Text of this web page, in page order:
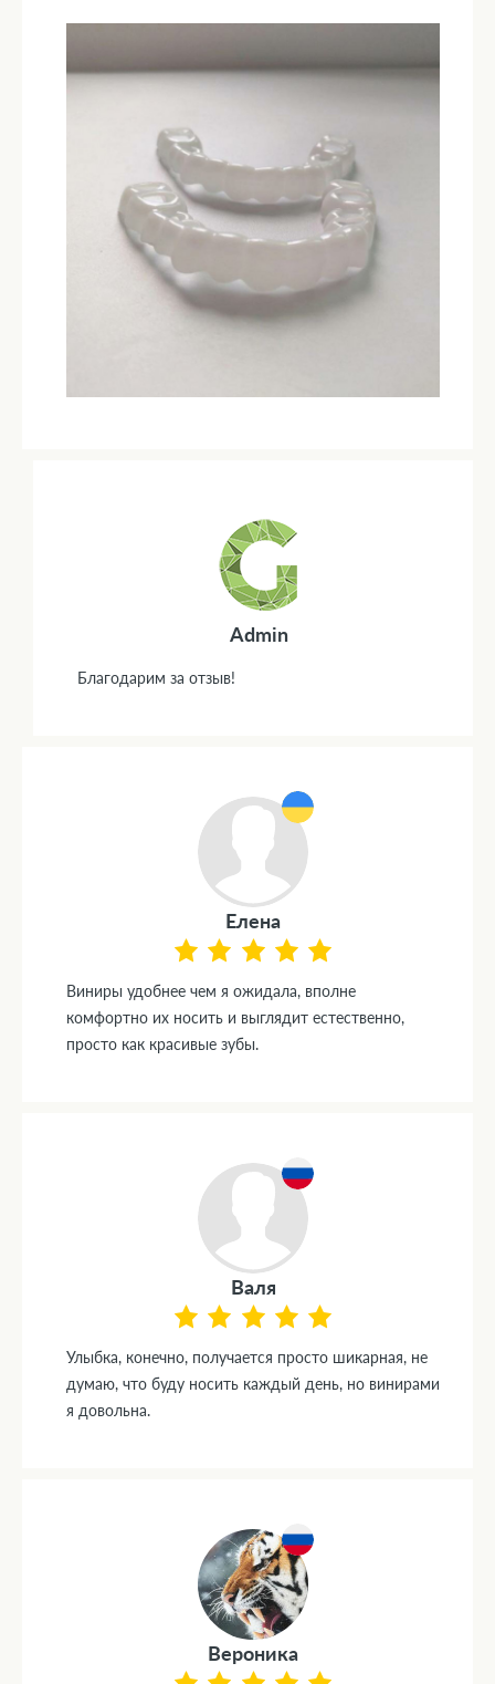
Admin
Благодарим за отзыв!
Елена
Виниры удобнее чем я ожидала, вполне
комфортно их носить и выглядит естественно,
просто как красивые зубы.
Валя
Улыбка, конечно, получается просто шикарная, не
думаю, что буду носить каждый день, но винирами
я довольна.
Вероника